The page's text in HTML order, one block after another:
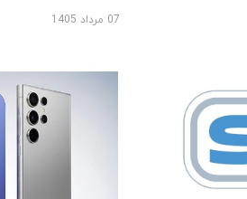
07 مرداد 1405